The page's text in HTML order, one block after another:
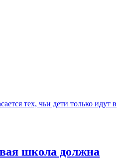
тех, чьи дети только идут в
школа должна